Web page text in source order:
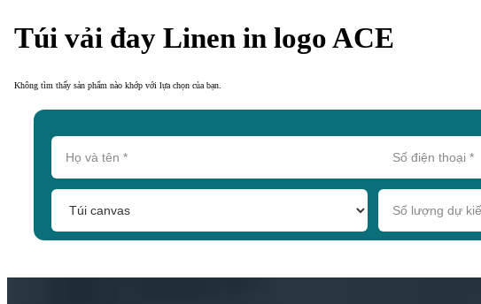
Túi vải đay Linen in logo ACE
Không tìm thấy sản phẩm nào khớp với lựa chọn của bạn.